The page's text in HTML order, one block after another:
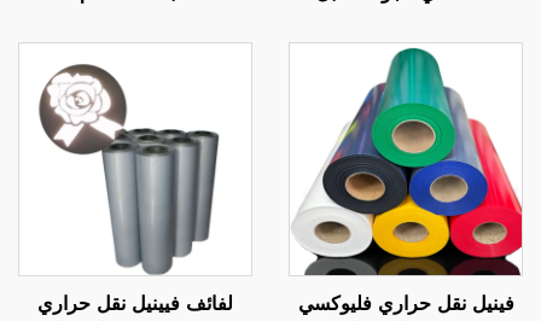
فينيل نقل حراري فليوكسي
لفائف فيينيل نقل حراري